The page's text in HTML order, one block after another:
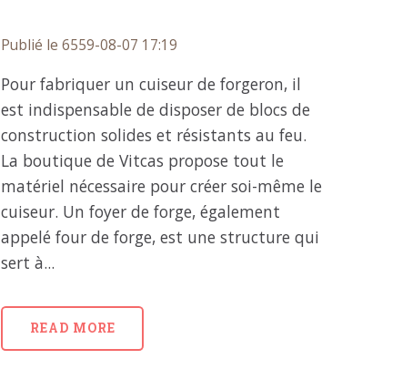
Publié le 6559-08-07 17:19
Pour fabriquer un cuiseur de forgeron, il
est indispensable de disposer de blocs de
construction solides et résistants au feu.
La boutique de Vitcas propose tout le
matériel nécessaire pour créer soi-même le
cuiseur. Un foyer de forge, également
appelé four de forge, est une structure qui
sert à...
READ MORE